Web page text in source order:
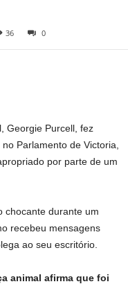
36 0
Georgie Purcell, fez
Parlamento de Victoria,
por parte de um
chocante durante um
recebeu mensagens
ao seu escritório.
animal afirma que foi